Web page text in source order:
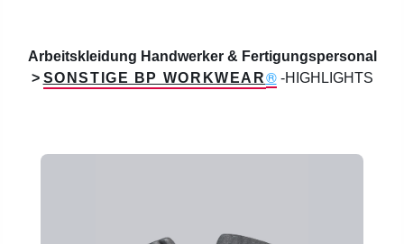
Arbeitskleidung Handwerker & Fertigungspersonal
> SONSTIGE BP WORKWEAR®-HIGHLIGHTS